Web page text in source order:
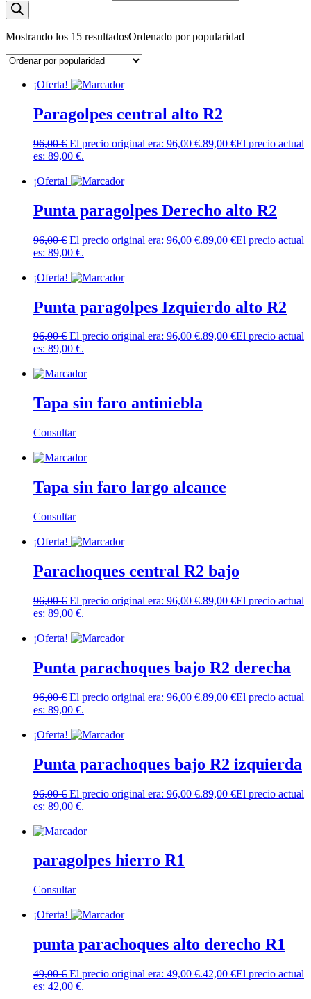
Mostrando los 15 resultadosOrdenado por popularidad
¡Oferta!
Paragolpes central alto R2
96,00€ El precio original era: 96,00 €.89,00 €El precio actual
es: 89,00 €.
¡Oferta!
Punta paragolpes Derecho alto R2
96,00€ El precio original era: 96,00 €.89,00 €El precio actual
es: 89,00 €.
¡Oferta!
Punta paragolpes Izquierdo alto R2
96,00€ El precio original era: 96,00 €.89,00 €El precio actual
es: 89,00 €.
Tapa sin faro antiniebla
Consultar
Tapa sin faro largo alcance
Consultar
¡Oferta!
Parachoques central R2 bajo
96,00€ El precio original era: 96,00 €.89,00 €El precio actual
es: 89,00 €.
¡Oferta!
Punta parachoques bajo R2 derecha
96,00€ El precio original era: 96,00 €.89,00 €El precio actual
es: 89,00 €.
¡Oferta!
Punta parachoques bajo R2 izquierda
96,00€ El precio original era: 96,00 €.89,00 €El precio actual
es: 89,00 €.
paragolpes hierro R1
Consultar
¡Oferta!
punta parachoques alto derecho R1
49,00€ El precio original era: 49,00 €.42,00 €El precio actual
es: 42,00 €.